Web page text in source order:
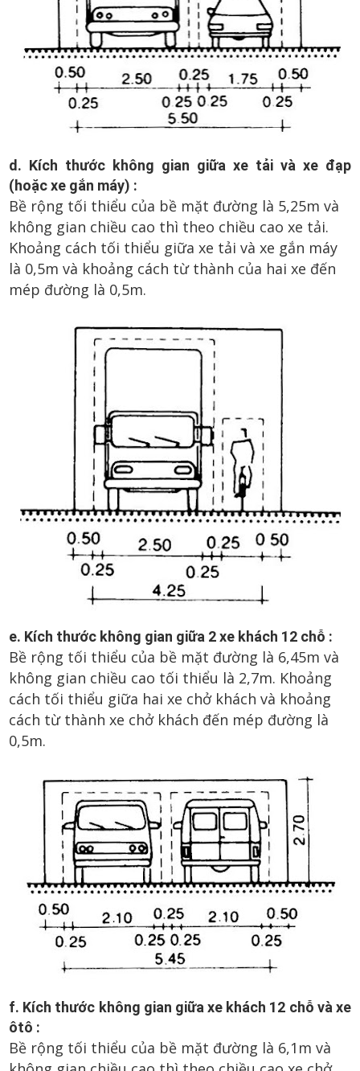
d. Kích thước không gian giữa xe tải và xe đạp
(hoặc xe gắn máy) :
Bề rộng tối thiểu của bề mặt đường là 5,25m và
không gian chiều cao thì theo chiều cao xe tải.
Khoảng cách tối thiểu giữa xe tải và xe gắn máy
là 0,5m và khoảng cách từ thành của hai xe đến
mép đường là 0,5m.
e. Kích thước không gian giữa 2 xe khách 12 chỗ :
Bề rộng tối thiểu của bề mặt đường là 6,45m và
không gian chiều cao tối thiểu là 2,7m. Khoảng
cách tối thiểu giữa hai xe chở khách và khoảng
cách từ thành xe chở khách đến mép đường là
0,5m.
f. Kích thước không gian giữa xe khách 12 chỗ và xe
ôtô :
Bề rộng tối thiểu của bề mặt đường là 6,1m và